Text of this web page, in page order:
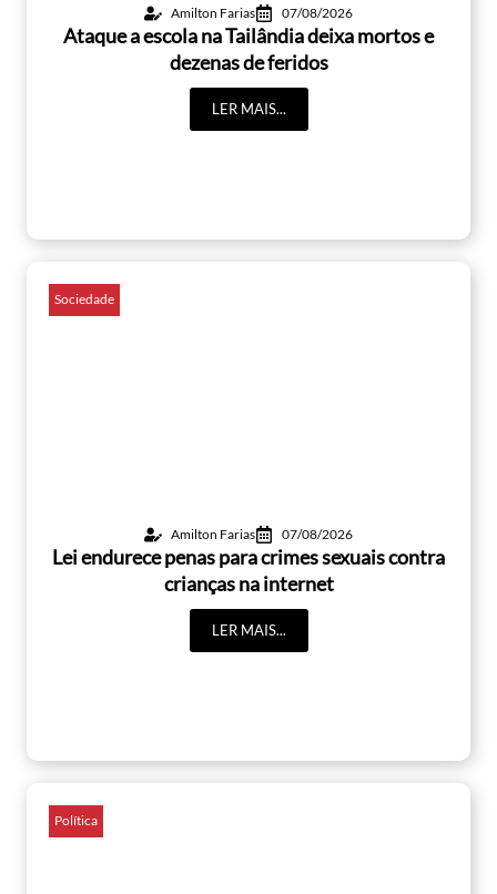
Amilton Farias 07/08/2026
Ataque a escola na Tailândia deixa mortos e
dezenas de feridos
LER MAIS...
Sociedade
Amilton Farias 07/08/2026
Lei endurece penas para crimes sexuais contra
crianças na internet
LER MAIS...
Política